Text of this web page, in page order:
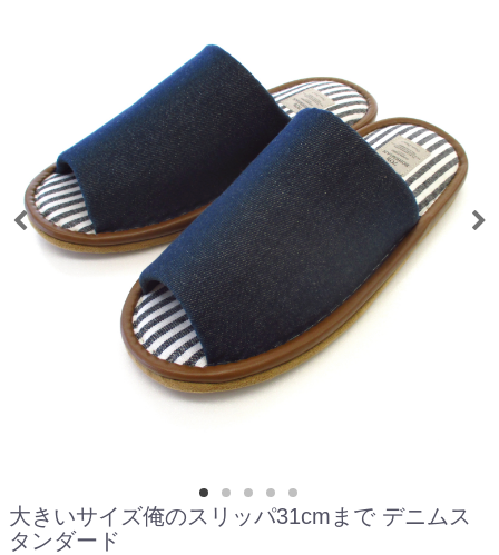
大きいサイズ俺のスリッパ31cmまで デニムス
タンダード